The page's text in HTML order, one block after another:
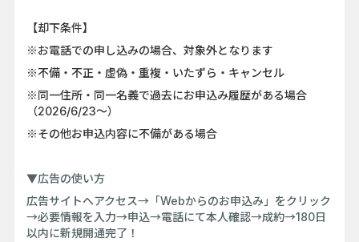
【却下条件】
※お電話での申し込みの場合、対象外となります
※不備・不正・虚偽・重複・いたずら・キャンセル
※同一住所・同一名義で過去にお申込み履歴がある場合
（2026/6/23～）
※その他お申込内容に不備がある場合
▼広告の使い方
広告サイトへアクセス→「Webからのお申込み」をクリック
→必要情報を入力→申込→電話にて本人確認→成約→180日
以内に新規開通完了！